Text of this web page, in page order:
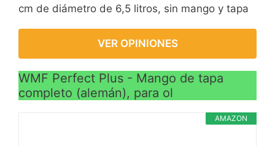
cm de diámetro de 6,5 litros, sin mango y tapa
VER OPINIONES
WMF Perfect Plus - Mango de tapa
completo (alemán), para ol
AMAZON